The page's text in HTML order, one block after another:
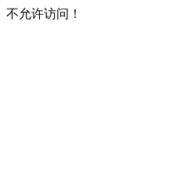
不允许访问！